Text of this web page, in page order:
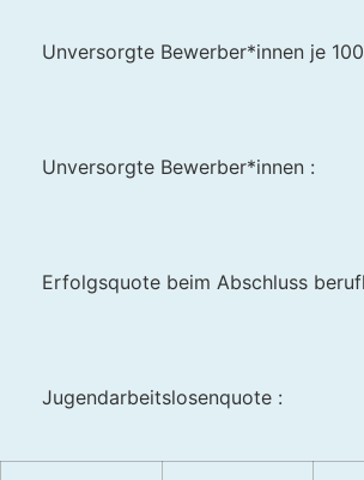
Unversorgte Bewerber*innen je
Unversorgte Bewerber*innen :
Erfolgsquote beim Abschluss
Jugendarbeitslosenquote :